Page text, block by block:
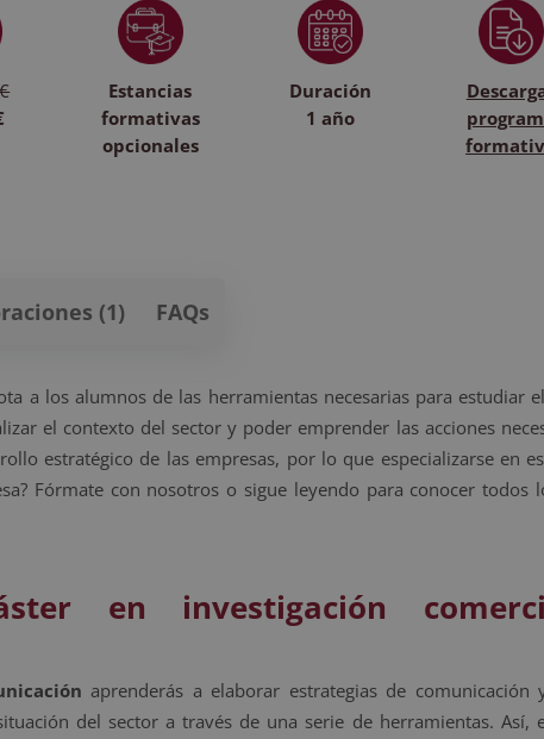
Estancias
formativas
opcionales
Duración
1 año
(1) FAQs
a los alumnos de las herramientas necesarias para estudiar
el contexto del sector y poder emprender las acciones
estratégico de las empresas, por lo que especializarse en
Fórmate con nosotros o sigue leyendo para conocer todos
en investigación
aprenderás a elaborar estrategias de comunicación
del sector a través de una serie de herramientas. Así,